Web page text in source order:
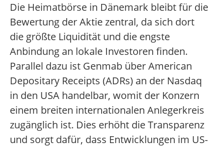
Die Heimatbörse in Dänemark bleibt für die
Bewertung der Aktie zentral, da sich dort
die größte Liquidität und die engste
Anbindung an lokale Investoren finden.
Parallel dazu ist Genmab über American
Depositary Receipts (ADRs) an der Nasdaq
in den USA handelbar, womit der Konzern
einem breiten internationalen Anlegerkreis
zugänglich ist. Dies erhöht die Transparenz
und sorgt dafür, dass Entwicklungen im US-